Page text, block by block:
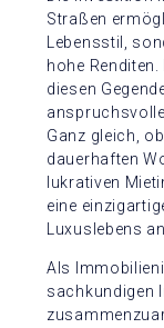
Straßen
Lebensstil,
hohe
diesen
Ganz gleich,
dauerhaften
lukrativen
eine
Luxuslebens
Als
sachkundigen